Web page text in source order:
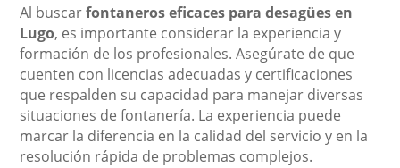
Al buscarfontaneros eficaces para desagües en
Lugo, es importante considerar la experiencia y
formación de los profesionales. Asegúrate de que
cuenten con licencias adecuadas y certificaciones
que respalden su capacidad para manejar diversas
situaciones de fontanería. La experiencia puede
marcar la diferencia en la calidad del servicio y en la
resolución rápida de problemas complejos.